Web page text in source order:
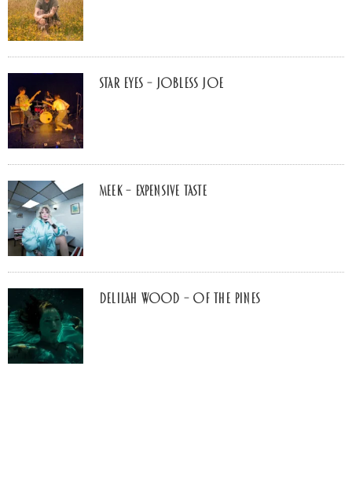
Star Eyes – Jobless Joe
MEEK – Expensive Taste
Delilah Wood – of the pines